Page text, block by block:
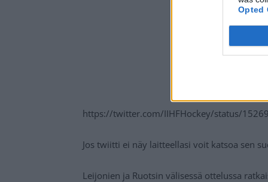
Opted
https://twitter.com/IIHFHockey/status/
Jos twiitti ei näy laitteellasi voit katsoa sen
Leijonien ja Ruotsin välisessä ottelussa